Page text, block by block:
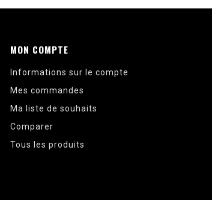
MON COMPTE
Informations sur le compte
Mes commandes
Ma liste de souhaits
Comparer
Tous les produits